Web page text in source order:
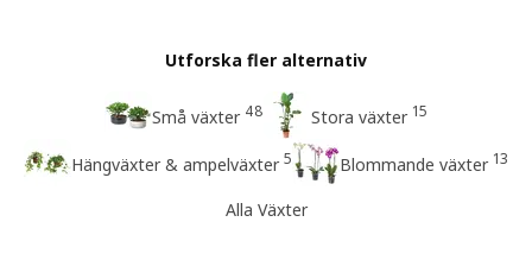
Utforska fler alternativ
Små växter 48 Stora växter 15
Hängväxter & ampelväxter 5 Blommande växter 13
Alla Växter